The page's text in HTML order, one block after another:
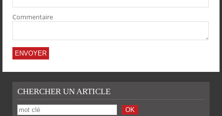
Commentaire
CHERCHER UN ARTICLE